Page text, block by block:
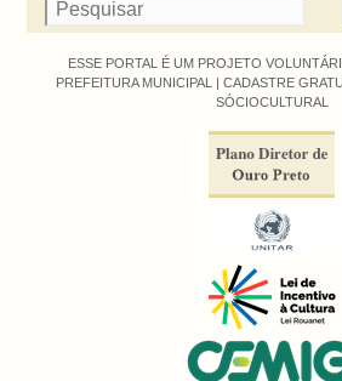
ESSE PORTAL É UM PROJETO
PREFEITURA MUNICIPAL | CADASTRE
SÓCIOCULTURAL